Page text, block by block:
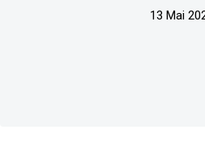
13 Mai